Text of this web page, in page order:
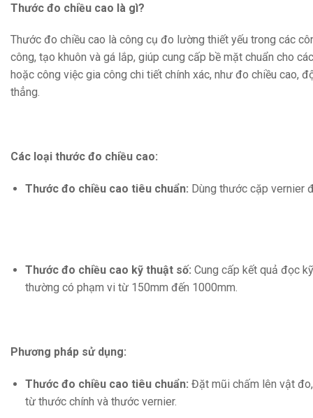
Thước đo chiều cao là gì?
Thước đo chiều cao là công cụ đo lường thiết yếu trong các
công, tạo khuôn và gá lắp, giúp cung cấp bề mặt chuẩn cho
hoặc công việc gia công chi tiết chính xác, như đo chiều cao,
thẳng.
Các loại thước đo chiều cao:
Thước đo chiều cao tiêu chuẩn: Dùng thước cặp vernier
Thước đo chiều cao kỹ thuật số: Cung cấp kết quả đọc
thường có phạm vi từ 150mm đến 1000mm.
Phương pháp sử dụng:
Thước đo chiều cao tiêu chuẩn: Đặt mũi chấm lên vật
từ thước chính và thước vernier.